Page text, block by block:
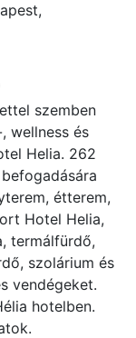
szemben
wellness és
Helia. 262
étterem,
Hotel Helia,
termálfürdő,
szolárium és
vendégeket.
hotelben.